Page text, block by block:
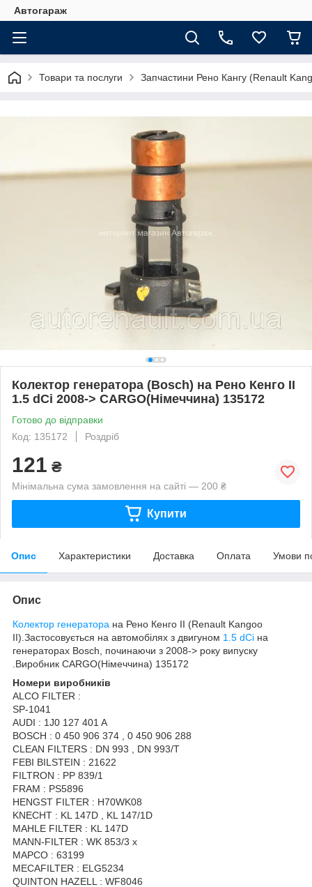
Автогараж
Товари та послуги Запчастини Рено Кангу (Renault
Колектор генератора (Bosch) на Рено Кенго II
1.5 dCi 2008-> CARGO(Німеччина) 135172
Готово до відправки
Код: 135172
Роздріб
121 ₴
Мінімальна сума замовлення на сайті — 200 ₴
Купити
Опис Характеристики Доставка Оплата Умови
Опис
Колектор генератора на Рено Кенго II (Renault Kangoo
II).Застосовується на автомобілях з двигуном 1.5 dCi на
генераторах Bosch, починаючи з 2008-> року випуску
.Виробник CARGO(Німеччина) 135172
Номери виробників
ALCO FILTER :
SP-1041
AUDI : 1J0 127 401 A
BOSCH : 0 450 906 374 , 0 450 906 288
CLEAN FILTERS : DN 993 , DN 993/T
FEBI BILSTEIN : 21622
FILTRON : PP 839/1
FRAM : PS5896
HENGST FILTER : H70WK08
KNECHT : KL 147D , KL 147/1D
MAHLE FILTER : KL 147D
MANN-FILTER : WK 853/3 x
MAPCO : 63199
MECAFILTER : ELG5234
QUINTON HAZELL : WF8046